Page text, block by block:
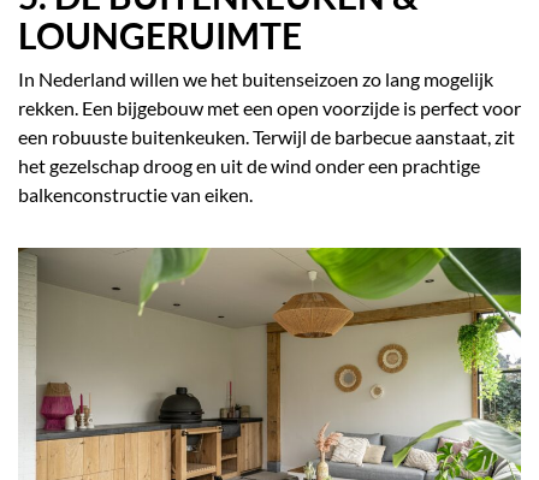
LOUNGERUIMTE
In Nederland willen we het buitenseizoen zo lang mogelijk
rekken. Een bijgebouw met een open voorzijde is perfect voor
een robuuste buitenkeuken. Terwijl de barbecue aanstaat, zit
het gezelschap droog en uit de wind onder een prachtige
balkenconstructie van eiken.